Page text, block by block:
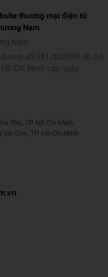
thương mại điện tử
Nam
Nam
số 0312628590 do Sở
Chí Minh cấp ngày
Thọ, TP. Hồ Chí Minh
Gòn, TP. Hồ Chí Minh